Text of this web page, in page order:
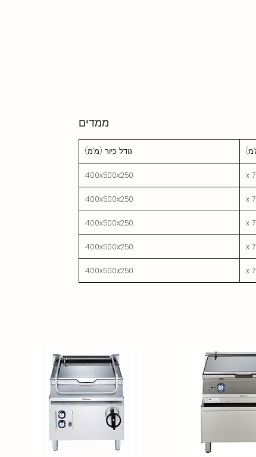
ממדים
גודל כיור (מ"מ)
400x500x250
400x500x250
400x500x250
400x500x250
400x500x250